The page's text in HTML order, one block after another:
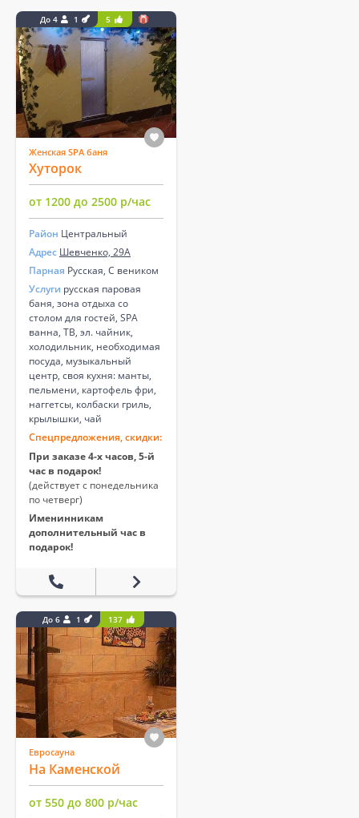
До 4 1 5
Женская SPA баня
Хуторок
от 1200 до 2500 р/час
Район Центральный
Адрес Шевченко, 29А
Парная Русская, С веником
Услуги русская паровая
баня, зона отдыха со
столом для гостей, SPA
ванна, ТВ, эл. чайник,
холодильник, необходимая
посуда, музыкальный
центр, своя кухня: манты,
пельмени, картофель фри,
наггетсы, колбаски гриль,
крылышки, чай
Спецпредложения, скидки:
При заказе 4-х часов, 5-й
час в подарок!
(действует с понедельника
по четверг)
Именинникам
дополнительный час в
подарок!
До 6 1 137
Евросауна
На Каменской
от 550 до 800 р/час